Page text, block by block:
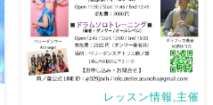
レッスン情報,主催